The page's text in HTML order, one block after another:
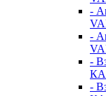
-
-
-
-